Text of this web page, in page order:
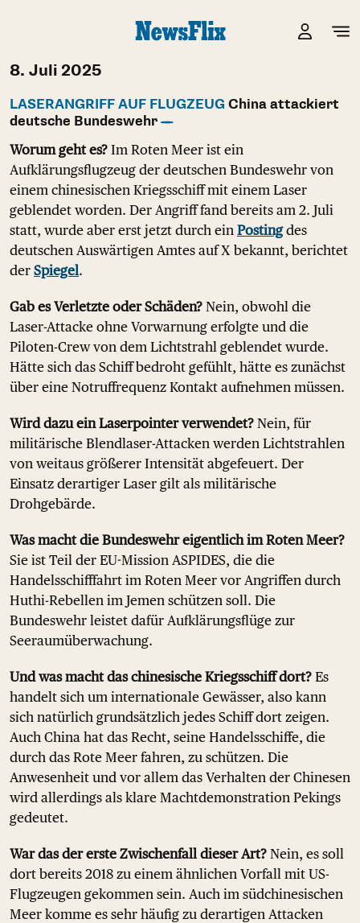
8. Juli 2025
LASERANGRIFF AUF FLUGZEUG China attackiert
deutsche Bundeswehr
Worum geht es? Im Roten Meer ist ein
Aufklärungsflugzeug der deutschen Bundeswehr von
einem chinesischen Kriegsschiff mit einem Laser
geblendet worden. Der Angriff fand bereits am 2. Juli
statt, wurde aber erst jetzt durch ein Postingdes
deutschen Auswärtigen Amtes auf X bekannt, berichtet
der Spiegel.
Gab es Verletzte oder Schäden? Nein, obwohl die
Laser-Attacke ohne Vorwarnung erfolgte und die
Piloten-Crew von dem Lichtstrahl geblendet wurde.
Hätte sich das Schiff bedroht gefühlt, hätte es zunächst
über eine Notruffrequenz Kontakt aufnehmen müssen.
Wird dazu ein Laserpointer verwendet? Nein, für
militärische Blendlaser-Attacken werden Lichtstrahlen
von weitaus größerer Intensität abgefeuert. Der
Einsatz derartiger Laser gilt als militärische
Drohgebärde.
Was macht die Bundeswehr eigentlich im Roten Meer?
Sie ist Teil der EU-Mission ASPIDES, die die
Handelsschifffahrt im Roten Meer vor Angriffen durch
Huthi-Rebellen im Jemen schützen soll. Die
Bundeswehr leistet dafür Aufklärungsflüge zur
Seeraumüberwachung.
Und was macht das chinesische Kriegsschiff dort? Es
handelt sich um internationale Gewässer, also kann
sich natürlich grundsätzlich jedes Schiff dort zeigen.
Auch China hat das Recht, seine Handelsschiffe, die
durch das Rote Meer fahren, zu schützen. Die
Anwesenheit und vor allem das Verhalten der Chinesen
wird allerdings als klare Machtdemonstration Pekings
gedeutet.
War das der erste Zwischenfall dieser Art? Nein, es soll
dort bereits 2018 zu einem ähnlichen Vorfall mit US-
Flugzeugen gekommen sein. Auch im südchinesischen
Meer komme es sehr häufig zu derartigen Attacken